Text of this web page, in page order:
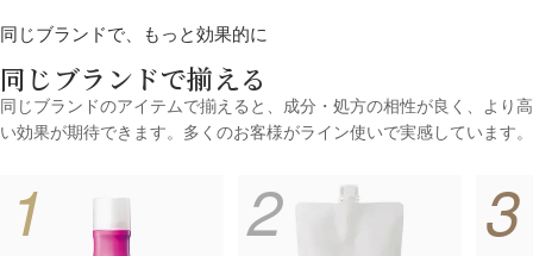
ル、コカミドDEA（1：2）、コカミド
ム-10、BG、ジオレイン酸PEG-120メチルグ
ルコース、香料、乳酸、クエン酸、クエン酸
Na、水酸化Na、サリチル酸、ソルビン酸
ン、ブチルパラベン、メチルパラベン、エタ
同じブランドで、もっと効果的に
同じブランドで揃える
同じブランドのアイテムで揃えると、成分・処方の相性が良く、より高
い効果が期待できます。多くのお客様がライン使いで実感しています。
1 2 3